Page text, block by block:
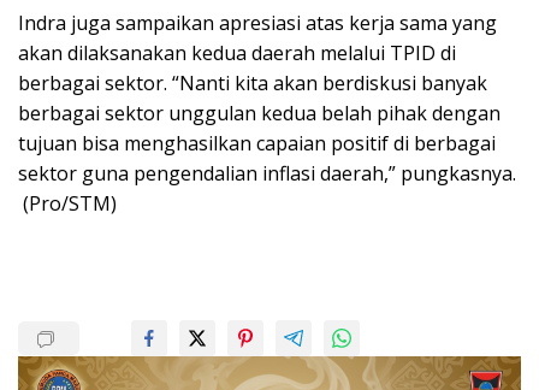
Indra juga sampaikan apresiasi atas kerja sama yang
akan dilaksanakan kedua daerah melalui TPID di
berbagai sektor. “Nanti kita akan berdiskusi banyak
berbagai sektor unggulan kedua belah pihak dengan
tujuan bisa menghasilkan capaian positif di berbagai
sektor guna pengendalian inflasi daerah,” pungkasnya.
(Pro/STM)